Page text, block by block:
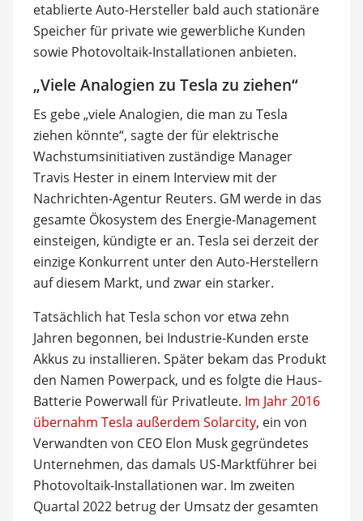
etablierte Auto-Hersteller bald auch stationäre
Speicher für private wie gewerbliche Kunden
sowie Photovoltaik-Installationen anbieten.
„Viele Analogien zu Tesla zu ziehen“
Es gebe „viele Analogien, die man zu Tesla
ziehen könnte“, sagte der für elektrische
Wachstumsinitiativen zuständige Manager
Travis Hester in einem Interview mit der
Nachrichten-Agentur Reuters. GM werde in das
gesamte Ökosystem des Energie-Management
einsteigen, kündigte er an. Tesla sei derzeit der
einzige Konkurrent unter den Auto-Herstellern
auf diesem Markt, und zwar ein starker.
Tatsächlich hat Tesla schon vor etwa zehn
Jahren begonnen, bei Industrie-Kunden erste
Akkus zu installieren. Später bekam das Produkt
den Namen Powerpack, und es folgte die Haus-
Batterie Powerwall für Privatleute. Im Jahr 2016
übernahm Tesla außerdem Solarcity, ein von
Verwandten von CEO Elon Musk gegründetes
Unternehmen, das damals US-Marktführer bei
Photovoltaik-Installationen war. Im zweiten
Quartal 2022 betrug der Umsatz der gesamten